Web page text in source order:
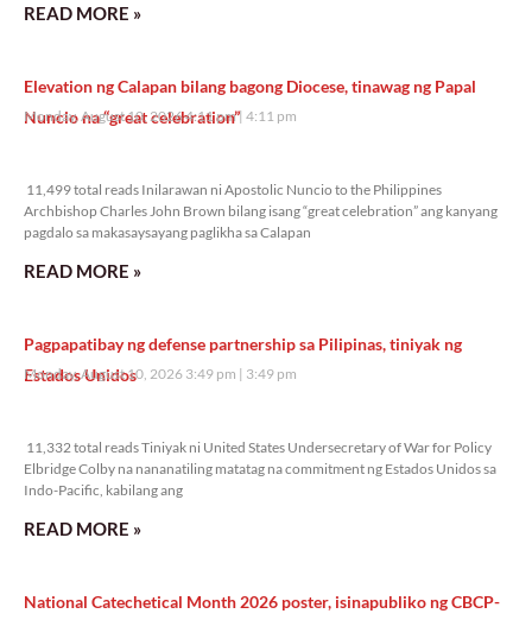
READ MORE »
Elevation ng Calapan bilang bagong Diocese, tinawag ng Papal
Nuncio na “great celebration”
Monday, August 10, 2026 4:11 pm 4:11 pm
11,499 total reads Inilarawan ni Apostolic Nuncio to the Philippines
Archbishop Charles John Brown bilang isang “great celebration” ang kanyang
pagdalo sa makasaysayang paglikha sa Calapan
READ MORE »
Pagpapatibay ng defense partnership sa Pilipinas, tiniyak ng
Estados Unidos
Monday, August 10, 2026 3:49 pm 3:49 pm
11,332 total reads Tiniyak ni United States Undersecretary of War for Policy
Elbridge Colby na nananatiling matatag na commitment ng Estados Unidos sa
Indo-Pacific, kabilang ang
READ MORE »
National Catechetical Month 2026 poster, isinapubliko ng CBCP-